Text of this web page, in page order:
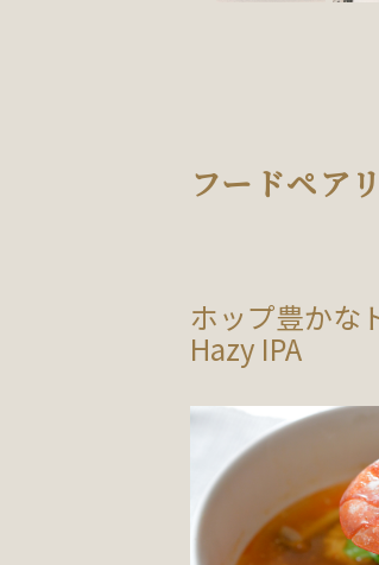
フードペア
ホップ豊かな
Hazy IPA